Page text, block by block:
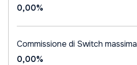
0,00%
Commissione di Switch massima
0,00%